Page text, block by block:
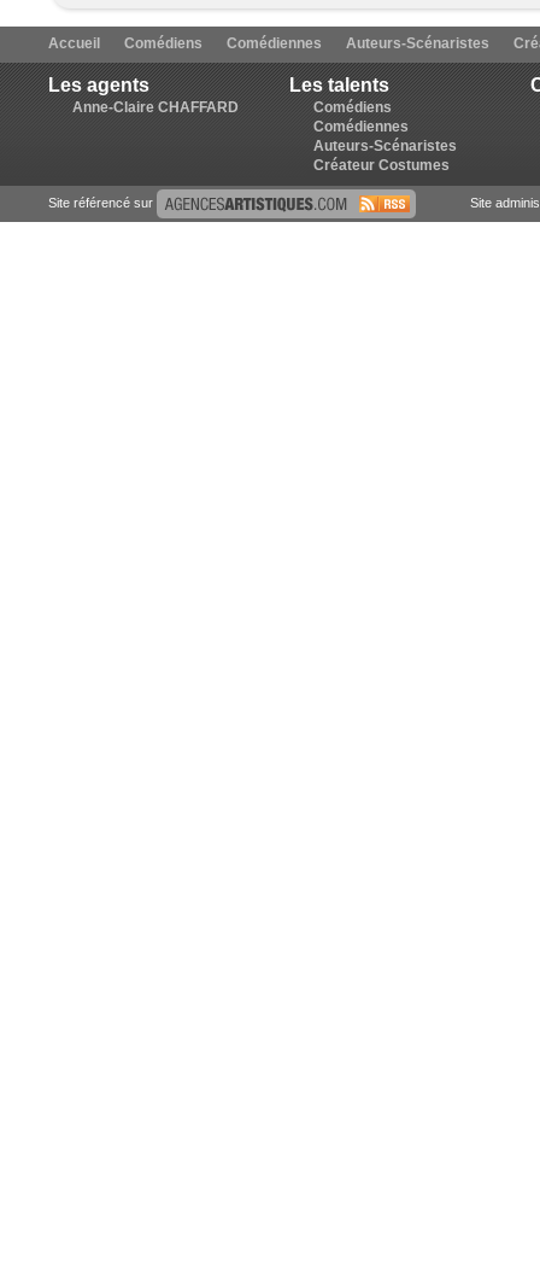
Accueil Comédiens Comédiennes Auteurs-Scénaristes
Les agents
Anne-Claire CHAFFARD
Les talents
Comédiens
Comédiennes
Auteurs-Scénaristes
Créateur Costumes
Site référencé sur Site